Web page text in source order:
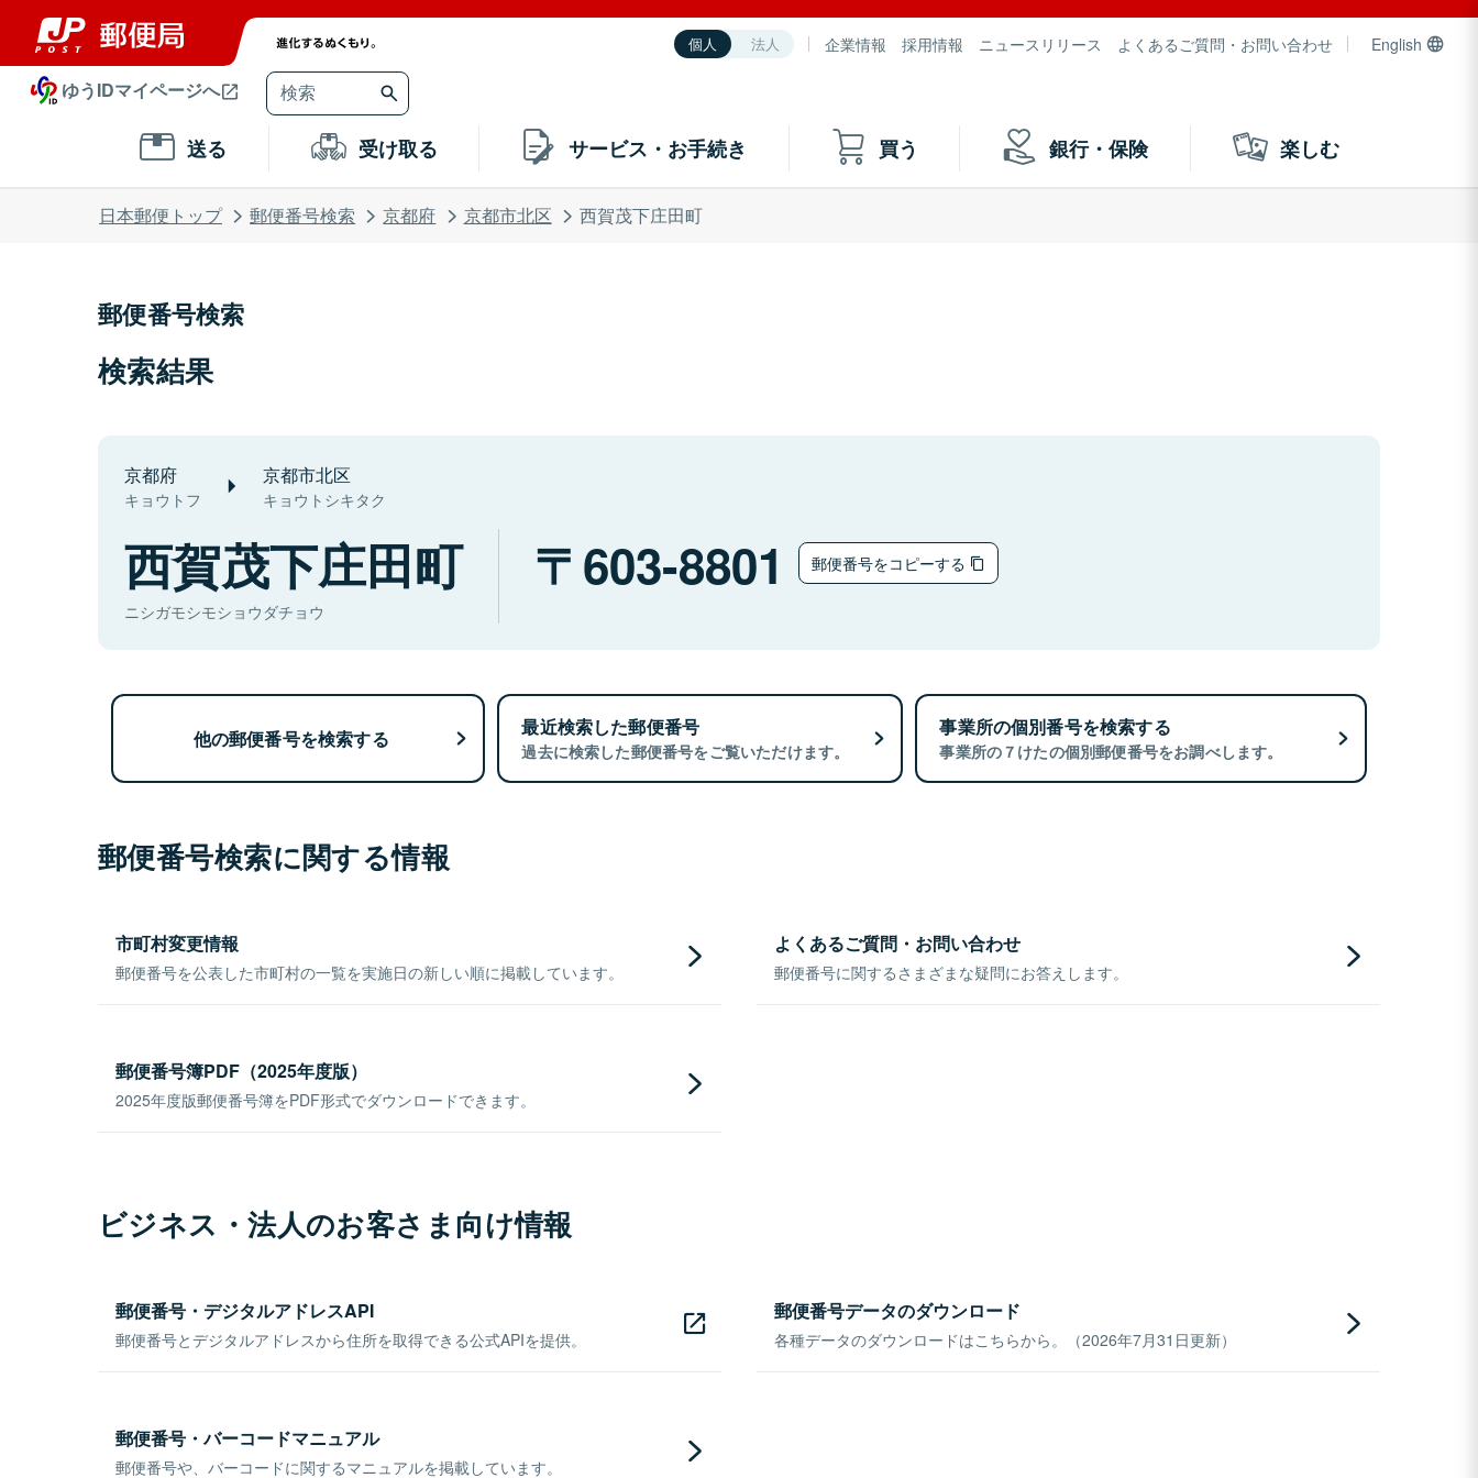
個人 法人 企業情報 採用情報 ニュースリリース よくあるご質問・お問い合わせ English
ゆうIDマイページへ
送る 受け取る サービス・お手続き 買う 銀行・保険 楽しむ
日本郵便トップ 郵便番号検索 京都府 京都市北区 西賀茂下庄田町
郵便番号検索
検索結果
京都府
キョウトフ
京都市北区
キョウトシキタク
西賀茂下庄田町
ニシガモシモショウダチョウ
603-8801 郵便番号をコピーする
他の郵便番号を検索する 最近検索した郵便番号
過去に検索した郵便番号をご覧いただけます。
事業所の個別番号を検索する
事業所の７けたの個別郵便番号をお調べします。
郵便番号検索に関する情報
市町村変更情報
郵便番号を公表した市町村の一覧を実施日の新しい順に掲載しています。
よくあるご質問・お問い合わせ
郵便番号に関するさまざまな疑問にお答えします。
郵便番号簿PDF（2025年度版）
2025年度版郵便番号簿をPDF形式でダウンロードできます。
ビジネス・法人のお客さま向け情報
郵便番号・デジタルアドレスAPI
郵便番号とデジタルアドレスから住所を取得できる公式APIを提供。
郵便番号データのダウンロード
各種データのダウンロードはこちらから。（2026年7月31日更新）
郵便番号・バーコードマニュアル
郵便番号や、バーコードに関するマニュアルを掲載しています。